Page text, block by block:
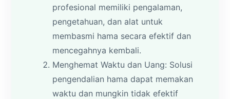
profesional memiliki pengalaman,
pengetahuan, dan alat untuk
membasmi hama secara efektif dan
mencegahnya kembali.
Menghemat Waktu dan Uang: Solusi
pengendalian hama dapat memakan
waktu dan mungkin tidak efektif